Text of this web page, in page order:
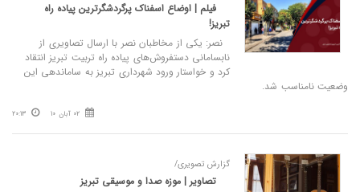
فیلم | اوضاع اسفناک پرگردشگرترین پیاده راه
تبریز!
نصر: یکی از مخاطبان نصر با ارسال تصاویری از
نابسامانی دستفروش‌های پیاده راه تربیت تبریز انتقاد
کرد و خواستار ورود شهرداری تبریز به ساماندهی این
وضعیت نامناسب شد.
02 آبان 10 20:13
گزارش تصویری/
تصاویر | موزه صدا و موسیقی تبریز